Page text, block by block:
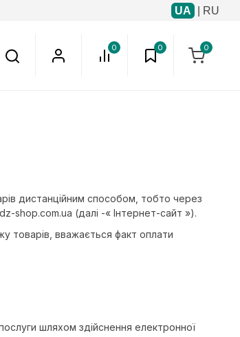
UA RU
0 0 0
дистанційним способом, тобто через
shop.com.ua (далі -« Інтернет-сайт »).
товарів, вважається факт оплати
шляхом здійснення електронної